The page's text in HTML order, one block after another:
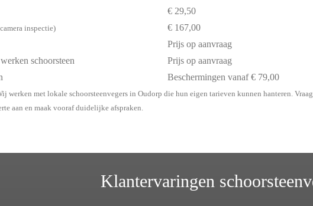
€ 29,50
inspectie)
€ 167,00
Prijs op aanvraag
schoorsteen
Prijs op aanvraag
Beschermingen vanaf € 79,00
werken met lokale schoorsteenvegers in Oudorp die hun eigen tarieven kunnen hanteren. Vraag
aan en maak vooraf duidelijke afspraken.
Klantervaringen